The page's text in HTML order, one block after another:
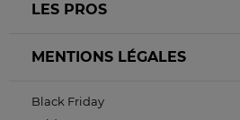
LES PROS
MENTIONS LÉGALES
Black Friday